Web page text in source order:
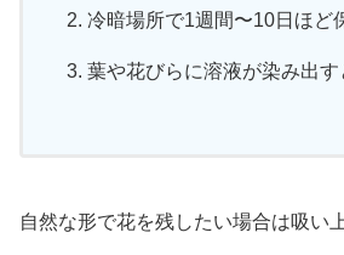
冷暗場所で1週間〜10日ほど
葉や花びらに溶液が染み出す
自然な形で花を残したい場合は吸い